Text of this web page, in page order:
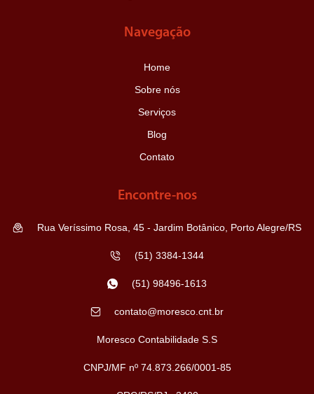
Navegação
Home
Sobre nós
Serviços
Blog
Contato
Encontre-nos
Rua Veríssimo Rosa, 45 - Jardim Botânico, Porto Alegre/RS
(51) 3384-1344
(51) 98496-1613
contato@moresco.cnt.br
Moresco Contabilidade S.S
CNPJ/MF nº 74.873.266/0001-85